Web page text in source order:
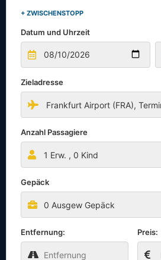
+ ZWISCHENSTOPP
Datum und Uhrzeit
Zieladresse
Anzahl Passagiere
1 Erw. , 0 Kind
Gepäck
0 Ausgew Gepäck
Entfernung: Preis: